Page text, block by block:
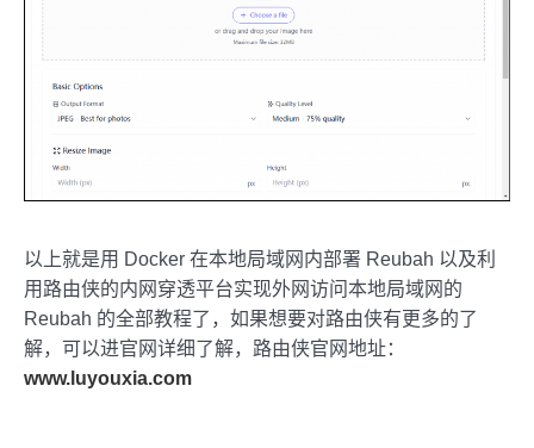
以上就是用 Docker 在本地局域网内部署 Reubah 以及利
用路由侠的内网穿透平台实现外网访问本地局域网的
Reubah 的全部教程了，如果想要对路由侠有更多的了
解，可以进官网详细了解，路由侠官网地址：
www.luyouxia.com